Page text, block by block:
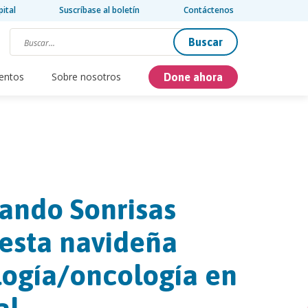
Suscríbase al boletín Contáctenos
Buscar
Sobre nosotros Done ahora
Sonrisas
navideña
oncología en